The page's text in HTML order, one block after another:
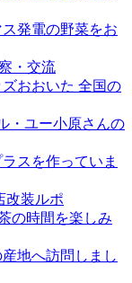
発電の野菜をお
・交流
おおいた 全国の
・ユー小原さんの
スを作っていま
装ルポ
の時間を楽しみ
地へ訪問しまし